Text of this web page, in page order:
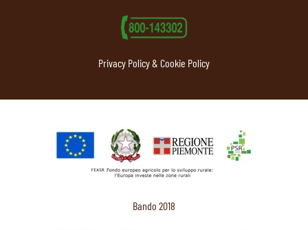
Privacy Policy & Cookie Policy
Bando 2018